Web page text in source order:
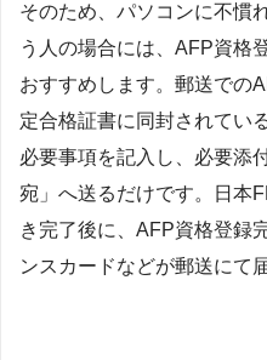
そのため、パソコンに不慣
う人の場合には、AFP資格
おすすめします。郵送での
定合格証書に同封されてい
必要事項を記入し、必要添
宛」へ送るだけです。日本
き完了後に、AFP資格登録
ンスカードなどが郵送にて